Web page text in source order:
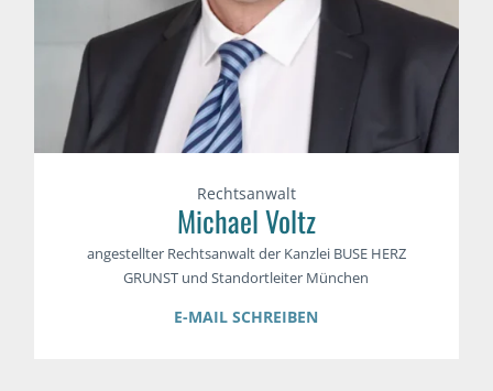
Rechtsanwalt
Michael Voltz
angestellter Rechtsanwalt der Kanzlei BUSE HERZ
GRUNST und Standortleiter München
E-MAIL SCHREIBEN